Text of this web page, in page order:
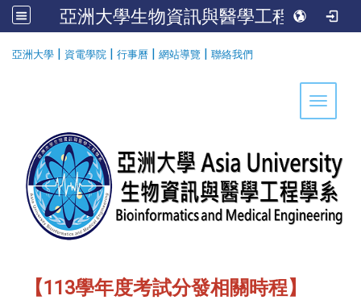
亞洲大學生物資訊與醫學工程學系
亞洲大學 | 資電學院 | 行事曆 | 網站導覽 | 聯絡我們
Toggle
【113學年度考試分發相關時程】